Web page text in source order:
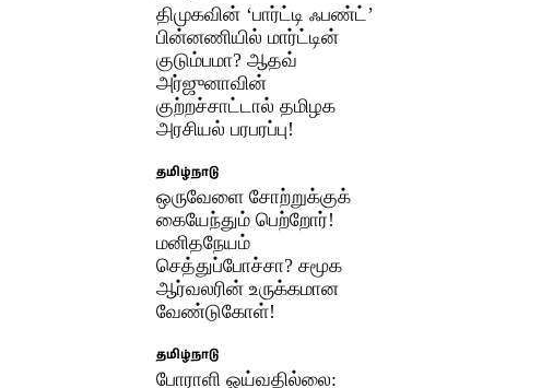
திமுகவின் ‘பார்ட்டி ஃபண்ட்’
பின்னணியில் மார்ட்டின்
குடும்பமா? ஆதவ்
அர்ஜுனாவின்
குற்றச்சாட்டால் தமிழக
அரசியல் பரபரப்பு!
தமிழ்நாடு
ஒருவேளை சோற்றுக்குக்
கையேந்தும் பெற்றோர்!
மனிதநேயம்
செத்துப்போச்சா? சமூக
ஆர்வலரின் உருக்கமான
வேண்டுகோள்!
தமிழ்நாடு
போராளி ஓய்வதில்லை: